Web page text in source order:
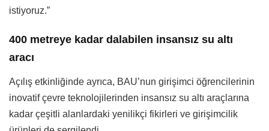
istiyoruz.”
400 metreye kadar dalabilen insansız su altı
aracı
Açılış etkinliğinde ayrıca, BAU’nun girişimci öğrencilerinin
inovatif çevre teknolojilerinden insansız su altı araçlarına
kadar çeşitli alanlardaki yenilikçi fikirleri ve girişimcilik